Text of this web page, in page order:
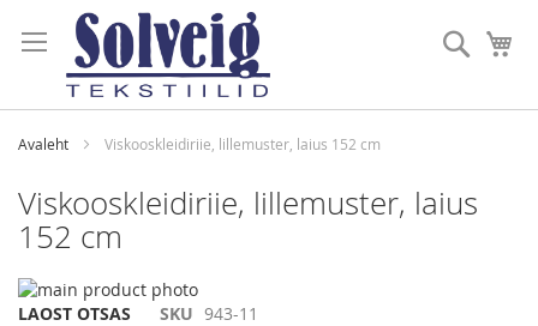
to
Content
Otsi
Avaleht Viskooskleidiriie, lillemuster, laius 152 cm
Viskooskleidiriie, lillemuster, laius
152 cm
Skip
to
Skip
LAOST OTSAS SKU 943-11